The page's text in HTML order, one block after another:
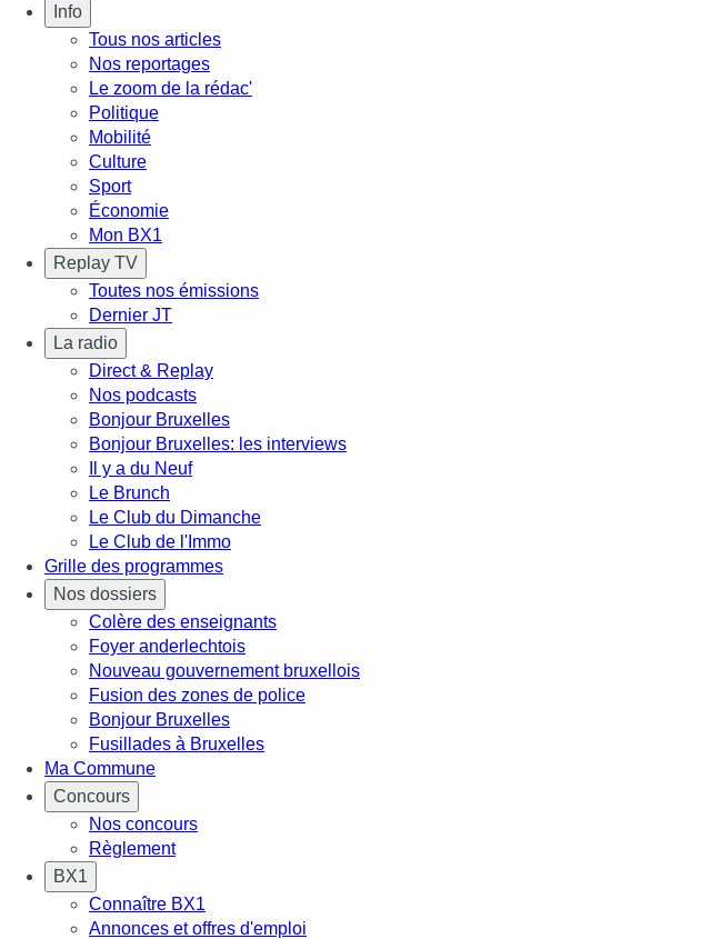
Info
Tous nos articles
Nos reportages
Le zoom de la rédac'
Politique
Mobilité
Culture
Sport
Économie
Mon BX1
Replay TV
Toutes nos émissions
Dernier JT
La radio
Direct & Replay
Nos podcasts
Bonjour Bruxelles
Bonjour Bruxelles: les interviews
Il y a du Neuf
Le Brunch
Le Club du Dimanche
Le Club de l'Immo
Grille des programmes
Nos dossiers
Colère des enseignants
Foyer anderlechtois
Nouveau gouvernement bruxellois
Fusion des zones de police
Bonjour Bruxelles
Fusillades à Bruxelles
Ma Commune
Concours
Nos concours
Règlement
BX1
Connaître BX1
Annonces et offres d'emploi